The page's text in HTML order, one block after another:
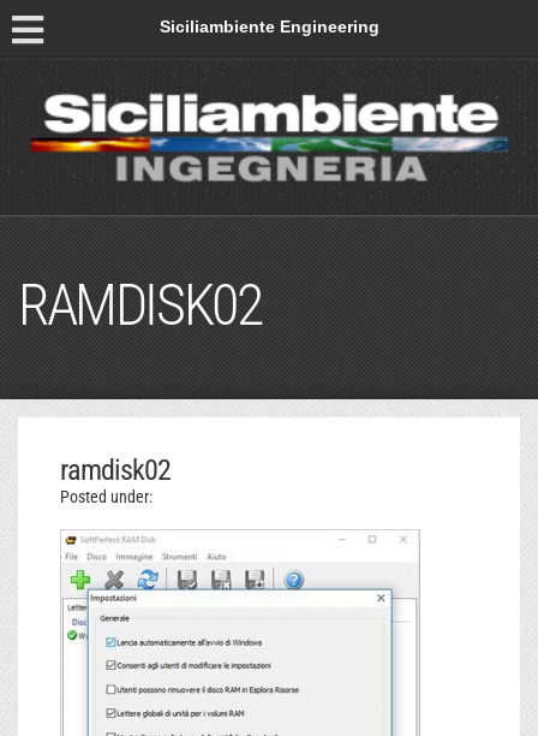
Siciliambiente Engineering
RAMDISK02
ramdisk02
Posted under: